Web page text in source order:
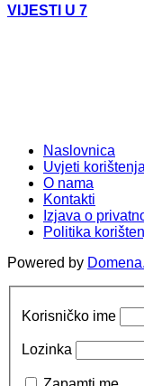
VIJESTI U 7
Naslovnica
Uvjeti korištenja
O nama
Kontakti
Izjava o
Politika
Powered by
Korisničko ime
Lozinka